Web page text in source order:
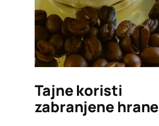
Tajne koristi
zabranjene hrane